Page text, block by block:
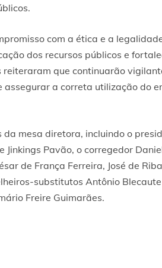
com a ética e a
dos recursos públicos e
que continuarão
a correta utilização do
mesa diretora, incluindo o
Jinkings Pavão, o corregedor
de França Ferreira, José de
substitutos Antônio
Freire Guimarães.